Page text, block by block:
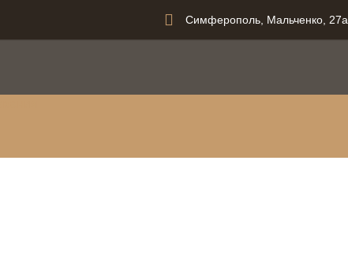
Симферополь, Мальченко, 27а